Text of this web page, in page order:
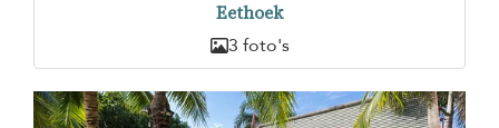
Eethoek
3 foto's